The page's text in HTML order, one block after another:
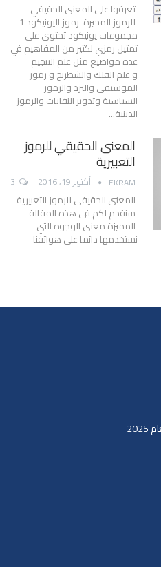
تعرفوا على المعنى الحقيقي
للرموز المحيرة-رموز اليونيكود 1
مجموعات يونيكود تحتوى على
تمثيل رمزي لكثير من المفاهيم في
عدة مواضيع مثل علم التنجيم
و علم الفلك والشطرنج و رموز
الموسيقى والنرد والرموز
السياسية وتدوير النفايات والرموز
الدينية…
المعنى الحقيقي للرموز
التعبيرية
EKRAM أكتوبر 19, 2016
المعنى الحقيقي للرموز التعبيرية
سنقدم لكم في هذه المقالة
المميزة معنى الوجوه التي
نستخدمها دائما على هواتفنا